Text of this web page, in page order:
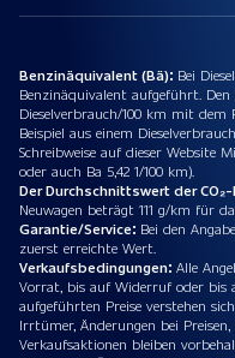
Benzinäquivalent (Bä): Bei
Benzinäquivalent aufgeführt.
Dieselverbrauch/100 km mit
Beispiel aus einem
Schreibweise auf dieser Website
oder auch Ba 5,42 1/100 km).
Der Durchschnittswert der
Neuwagen beträgt 111 g/km für
Garantie/Service: Bei den
zuerst erreichte Wert.
Verkaufsbedingungen: Alle
Vorrat, bis auf Widerruf oder bis
aufgeführten Preise verstehen
Irrtümer, Änderungen bei
Verkaufsaktionen bleiben